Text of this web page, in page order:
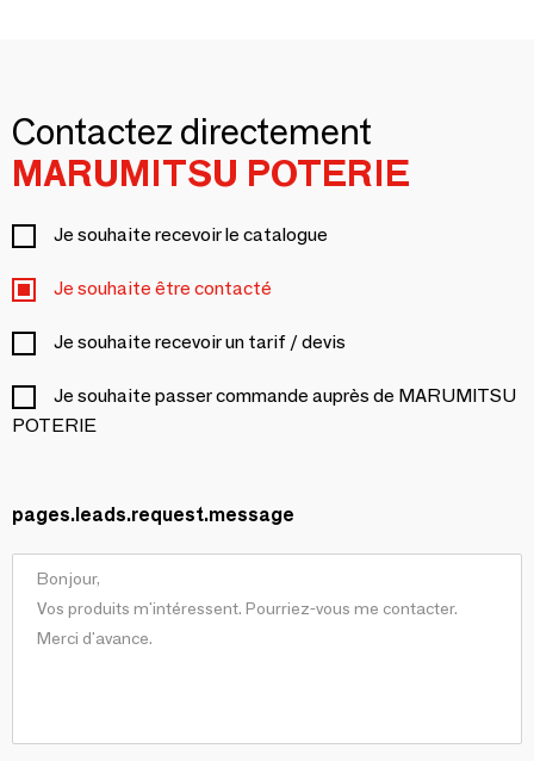
Contactez directement
MARUMITSU POTERIE
Je souhaite recevoir le catalogue
Je souhaite être contacté
Je souhaite recevoir un tarif / devis
Je souhaite passer commande auprès de MARUMITSU
POTERIE
pages.leads.request.message